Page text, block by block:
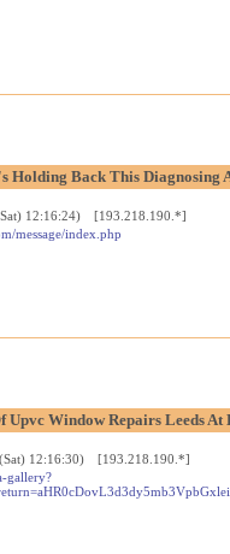
Holding Back This Diagnosing
12:16:24) [193.218.190.*]
message/index.php
Upvc Window Repairs Leeds
12:16:30) [193.218.190.*]
gallery?